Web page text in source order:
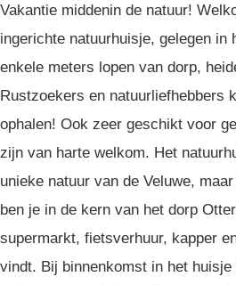
Vakantie middenin de natuur!
ingerichte natuurhuisje, gelegen in
enkele meters lopen van dorp,
Rustzoekers en natuurliefhebbers
ophalen! Ook zeer geschikt voor
zijn van harte welkom. Het
unieke natuur van de Veluwe,
ben je in de kern van het dorp
supermarkt, fietsverhuur, kapper
vindt. Bij binnenkomst in het huisje